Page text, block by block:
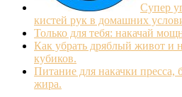
Супер
кистей рук в домашних
Только для тебя: накачай
Как убрать дряблый живот и
кубиков.
Питание для накачки пресса,
жира.